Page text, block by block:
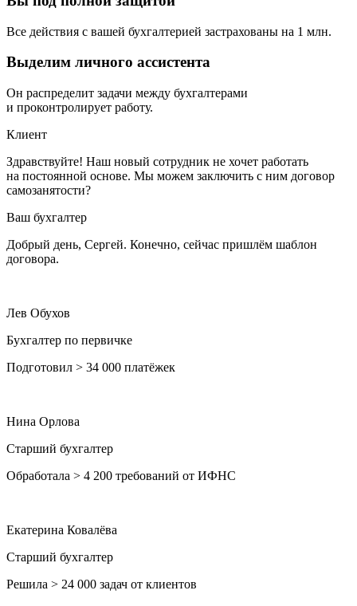
Все действия с вашей бухгалтерией застрахованы на 1 млн.
Выделим личного ассистента
Он распределит задачи между бухгалтерами
и проконтролирует работу.
Клиент
Здравствуйте! Наш новый сотрудник не хочет работать
на постоянной основе. Мы можем заключить с ним договор
самозанятости?
Ваш бухгалтер
Добрый день, Сергей. Конечно, сейчас пришлём шаблон
договора.
Лев Обухов
Бухгалтер по первичке
Подготовил > 34 000 платёжек
Нина Орлова
Старший бухгалтер
Обработала > 4 200 требований от ИФНС
Екатерина Ковалёва
Старший бухгалтер
Решила > 24 000 задач от клиентов